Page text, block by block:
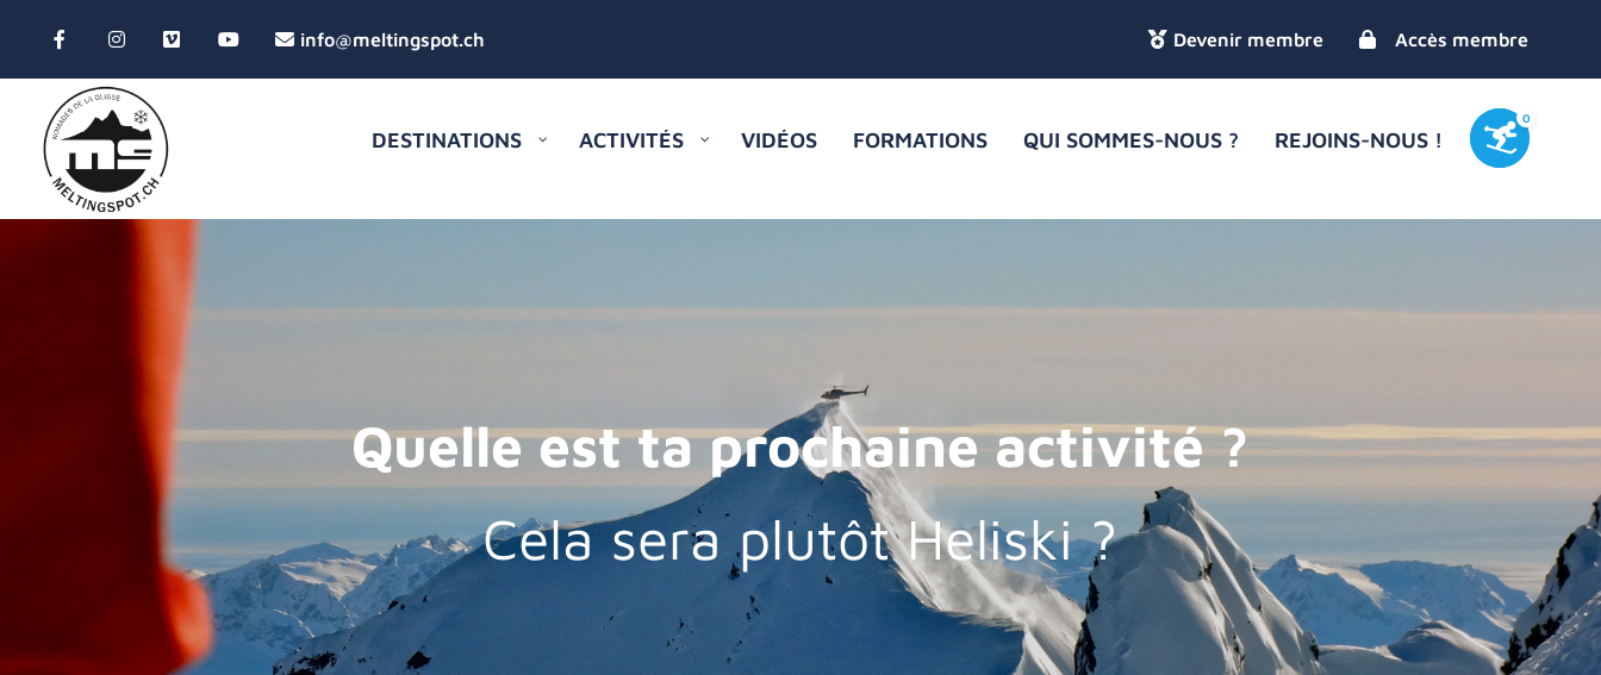
Accès membre
DESTINATIONS ACTIVITÉS VIDÉOS FORMATIONS QUI SOMMES-NOUS ? REJOINS-NOUS !
0
Quelle est ta prochaine activité ?
Cela sera plutôt Heliski ?